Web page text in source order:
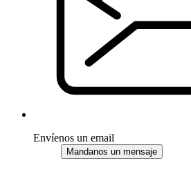
Envíenos un email
Mandanos un mensaje